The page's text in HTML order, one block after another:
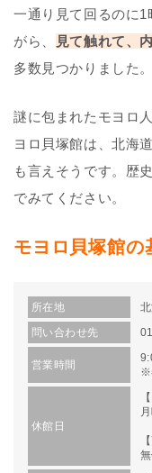
一通り見て回るのに
がら、
見て触れて、
多数見つかりました。
謎に包まれたモヨロ
ヨロ貝塚館は、北海
も言えそうです。歴
でみてください。
モヨロ貝塚館の
所在地
問い合わせ先
営業時間
※
休館日